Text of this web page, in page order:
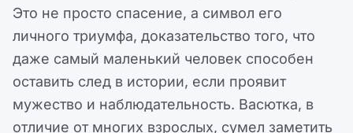
Это не просто спасение, а символ его
личного триумфа, доказательство того, что
даже самый маленький человек способен
оставить след в истории, если проявит
мужество и наблюдательность. Васютка, в
отличие от многих взрослых, сумел заметить